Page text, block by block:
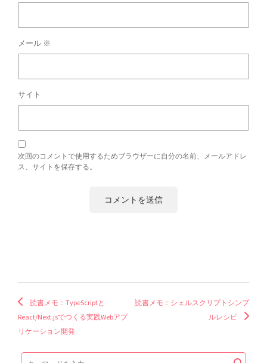
メール ※
サイト
次回のコメントで使用するためブラウザーに自分の名前、メールアドレ
ス、サイトを保存する。
読書メモ：TypeScriptと
React/Next.jsでつくる実践Webアプ
リケーション開発
読書メモ：シェルスクリプトシンプ
ルレシピ